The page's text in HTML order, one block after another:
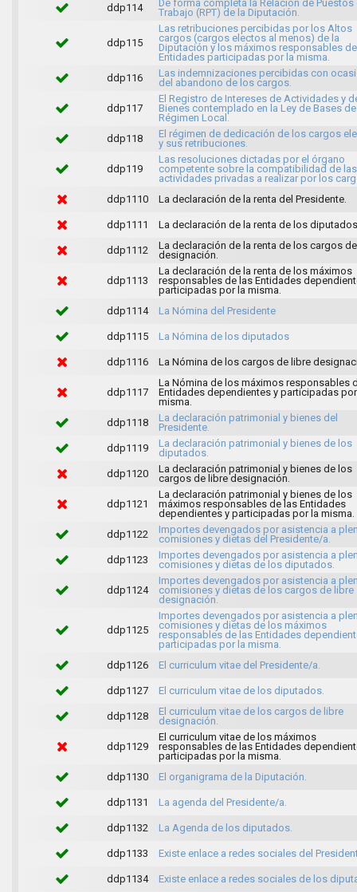
ddp114
De forma completa la Relación de Puestos
Trabajo (RPT) de la Diputación.
ddp115
Las retribuciones percibidas por los Altos
cargos (cargos electos al menos) de la
Diputación y los máximos responsables
Entidades participadas por la misma.
ddp116
Las indemnizaciones percibidas con
del abandono de los cargos.
ddp117
El Registro de Intereses de Actividades y
Bienes contemplado en la Ley de Bases de
Régimen Local.
ddp118
El régimen de dedicación de los cargos
y sus retribuciones.
ddp119
Las resoluciones dictadas por el órgano
competente sobre la compatibilidad de las
actividades privadas a realizar por los
ddp1110
La declaración de la renta del Presidente.
ddp1111 La declaración de la renta de los
ddp1112
La declaración de la renta de los cargos
designación.
ddp1113
La declaración de la renta de los máximos
responsables de las Entidades
participadas por la misma.
ddp1114
La Nómina del Presidente
ddp1115 La Nómina de los diputados
ddp1116 La Nómina de los cargos de libre
ddp1117
La Nómina de los máximos responsables
Entidades dependientes y participadas
misma.
ddp1118
La declaración patrimonial y bienes del
Presidente.
ddp1119
La declaración patrimonial y bienes de los
diputados.
ddp1120
La declaración patrimonial y bienes de los
cargos de libre designación.
ddp1121
La declaración patrimonial y bienes de los
máximos responsables de las Entidades
dependientes y participadas por la misma.
ddp1122
Importes devengados por asistencia a
comisiones y dietas del Presidente/a.
ddp1123
Importes devengados por asistencia a
comisiones y dietas de los diputados.
ddp1124
Importes devengados por asistencia a
comisiones y dietas de los cargos de libre
designación.
ddp1125
Importes devengados por asistencia a
comisiones y dietas de los máximos
responsables de las Entidades
participadas por la misma.
ddp1126
El curriculum vitae del Presidente/a.
ddp1127 El curriculum vitae de los diputados.
ddp1128
El curriculum vitae de los cargos de libre
designación.
ddp1129
El curriculum vitae de los máximos
responsables de las Entidades
participadas por la misma.
ddp1130
El organigrama de la Diputación.
ddp1131 La agenda del Presidente/a.
ddp1132 La Agenda de los diputados.
ddp1133 Existe enlace a redes sociales del
ddp1134 Existe enlace a redes sociales de los